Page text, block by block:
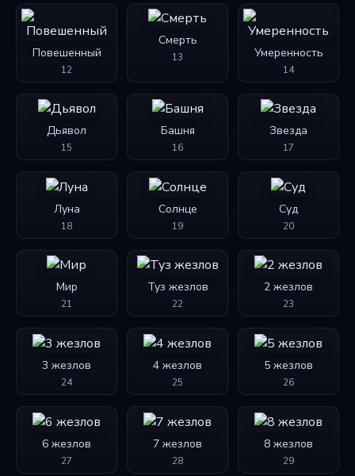
Повешенный
12
Смерть
13 Умеренность
14
Дьявол
15
Башня
16
Звезда
17
Луна
18
Солнце
19
Суд
20
Мир
21
Туз жезлов
22
2 жезлов
23
3 жезлов
24
4 жезлов
25
5 жезлов
26
6 жезлов
27
7 жезлов
28
8 жезлов
29